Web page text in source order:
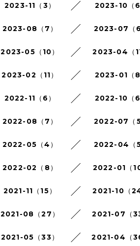
2023-11（3） 2023-10（6
2023-08（7） 2023-07（6
2023-05（10） 2023-04（11
2023-02（11） 2023-01（8
2022-11（6） 2022-10（6
2022-08（7） 2022-07（5
2022-05（4） 2022-04（5
2022-02（8） 2022-01（10
2021-11（15） 2021-10（24
2021-08（27） 2021-07（33
2021-05（33） 2021-04（